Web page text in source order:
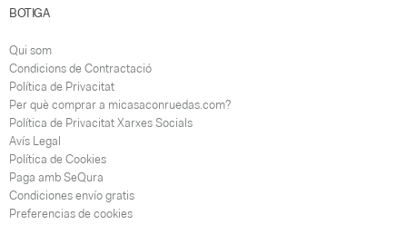
BOTIGA
Qui som
Condicions de Contractació
Política de Privacitat
Per què comprar a micasaconruedas.com?
Política de Privacitat Xarxes Socials
Avís Legal
Política de Cookies
Paga amb SeQura
Condiciones envío gratis
Preferencias de cookies